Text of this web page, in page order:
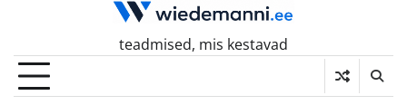
content
teadmised, mis kestavad